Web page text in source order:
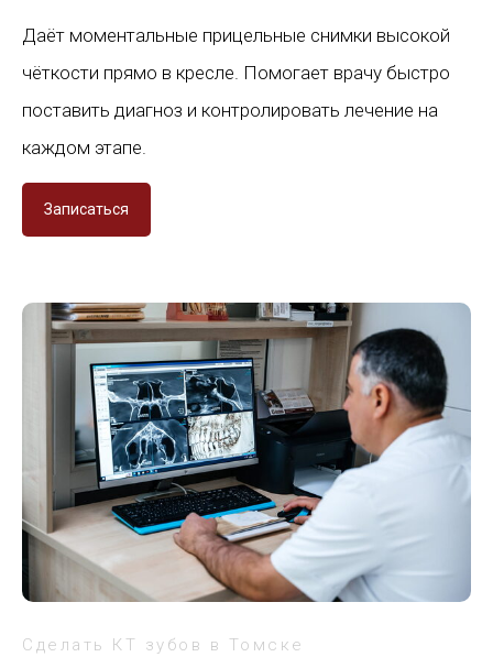
Даёт моментальные прицельные снимки высокой
чёткости прямо в кресле. Помогает врачу быстро
поставить диагноз и контролировать лечение на
каждом этапе.
Записаться
Сделать КТ зубов в Томске